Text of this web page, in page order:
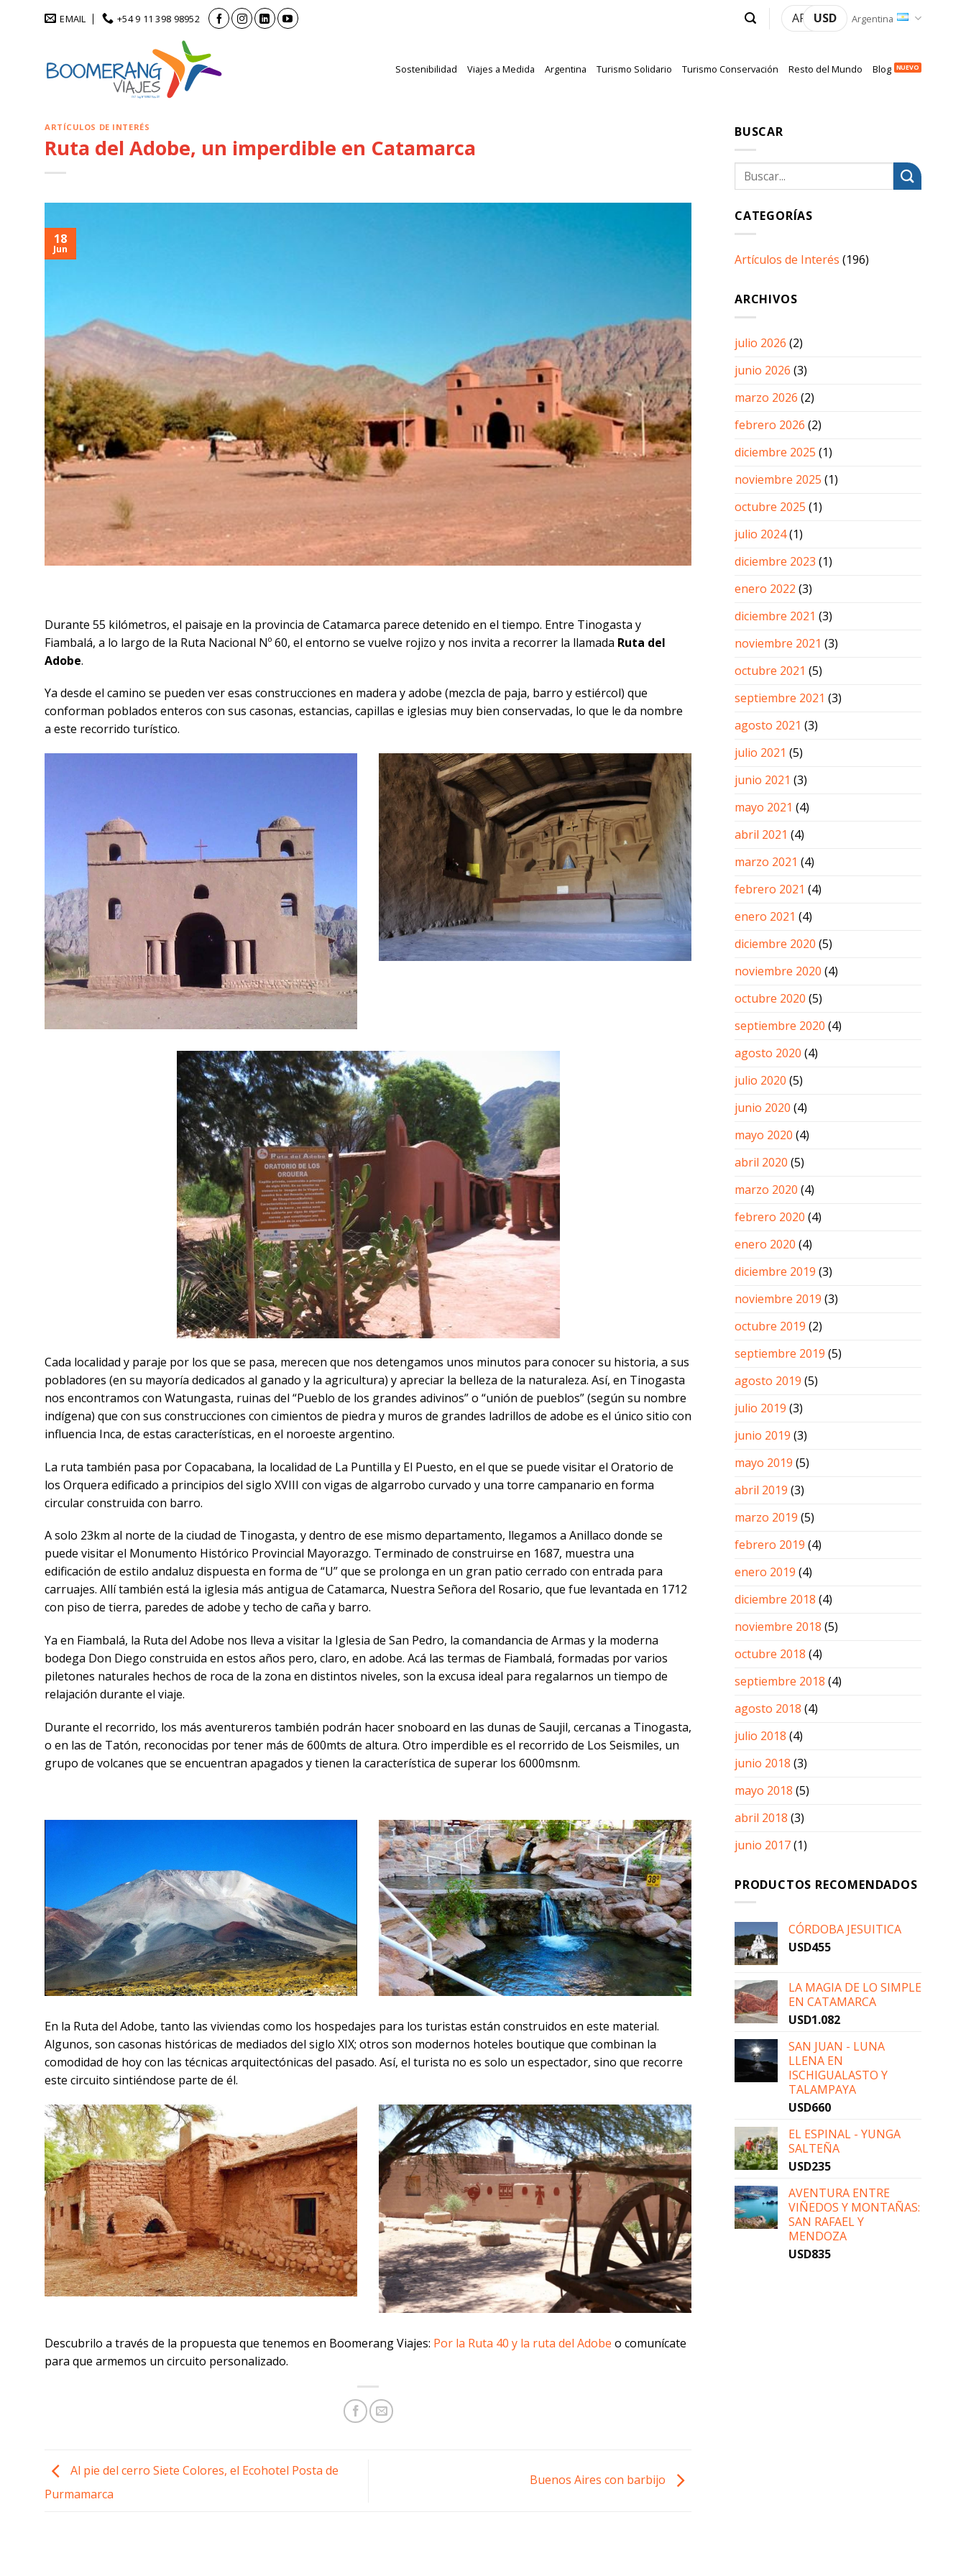
EMAIL +54 9 11 398 98952 ARS USD Argentina
Sostenibilidad Viajes a Medida Argentina Turismo Solidario Turismo Conservación Resto del Mundo Blog
ARTÍCULOS DE INTERÉS
Ruta del Adobe, un imperdible en Catamarca
18
Jun
Durante 55 kilómetros, el paisaje en la provincia de Catamarca parece detenido en el tiempo. Entre Tinogasta y
Fiambalá, a lo largo de la Ruta Nacional Nº 60, el entorno se vuelve rojizo y nos invita a recorrer la llamada Ruta del
Adobe.
Ya desde el camino se pueden ver esas construcciones en madera y adobe (mezcla de paja, barro y estiércol) que
conforman poblados enteros con sus casonas, estancias, capillas e iglesias muy bien conservadas, lo que le da nombre
a este recorrido turístico.
Cada localidad y paraje por los que se pasa, merecen que nos detengamos unos minutos para conocer su historia, a sus
pobladores (en su mayoría dedicados al ganado y la agricultura) y apreciar la belleza de la naturaleza. Así, en Tinogasta
nos encontramos con Watungasta, ruinas del “Pueblo de los grandes adivinos” o “unión de pueblos” (según su nombre
indígena) que con sus construcciones con cimientos de piedra y muros de grandes ladrillos de adobe es el único sitio con
influencia Inca, de estas características, en el noroeste argentino.
La ruta también pasa por Copacabana, la localidad de La Puntilla y El Puesto, en el que se puede visitar el Oratorio de
los Orquera edificado a principios del siglo XVIII con vigas de algarrobo curvado y una torre campanario en forma
circular construida con barro.
A solo 23km al norte de la ciudad de Tinogasta, y dentro de ese mismo departamento, llegamos a Anillaco donde se
puede visitar el Monumento Histórico Provincial Mayorazgo. Terminado de construirse en 1687, muestra una
edificación de estilo andaluz dispuesta en forma de “U” que se prolonga en un gran patio cerrado con entrada para
carruajes. Allí también está la iglesia más antigua de Catamarca, Nuestra Señora del Rosario, que fue levantada en 1712
con piso de tierra, paredes de adobe y techo de caña y barro.
Ya en Fiambalá, la Ruta del Adobe nos lleva a visitar la Iglesia de San Pedro, la comandancia de Armas y la moderna
bodega Don Diego construida en estos años pero, claro, en adobe. Acá las termas de Fiambalá, formadas por varios
piletones naturales hechos de roca de la zona en distintos niveles, son la excusa ideal para regalarnos un tiempo de
relajación durante el viaje.
Durante el recorrido, los más aventureros también podrán hacer snoboard en las dunas de Saujil, cercanas a Tinogasta,
o en las de Tatón, reconocidas por tener más de 600mts de altura. Otro imperdible es el recorrido de Los Seismiles, un
grupo de volcanes que se encuentran apagados y tienen la característica de superar los 6000msnm.
En la Ruta del Adobe, tanto las viviendas como los hospedajes para los turistas están construidos en este material.
Algunos, son casonas históricas de mediados del siglo XIX; otros son modernos hoteles boutique que combinan la
comodidad de hoy con las técnicas arquitectónicas del pasado. Así, el turista no es solo un espectador, sino que recorre
este circuito sintiéndose parte de él.
Descubrilo a través de la propuesta que tenemos en Boomerang Viajes: Por la Ruta 40 y la ruta del Adobe o comunícate
para que armemos un circuito personalizado.
Al pie del cerro Siete Colores, el Ecohotel Posta de
Purmamarca
Buenos Aires con barbijo
BUSCAR
CATEGORÍAS
Artículos de Interés (196)
ARCHIVOS
julio 2026 (2)
junio 2026 (3)
marzo 2026 (2)
febrero 2026 (2)
diciembre 2025 (1)
noviembre 2025 (1)
octubre 2025 (1)
julio 2024(1)
diciembre 2023 (1)
enero 2022 (3)
diciembre 2021 (3)
noviembre 2021 (3)
octubre 2021 (5)
septiembre 2021 (3)
agosto 2021 (3)
julio 2021 (5)
junio 2021 (3)
mayo 2021 (4)
abril 2021 (4)
marzo 2021 (4)
febrero 2021 (4)
enero 2021 (4)
diciembre 2020 (5)
noviembre 2020 (4)
octubre 2020 (5)
septiembre 2020 (4)
agosto 2020 (4)
julio 2020 (5)
junio 2020 (4)
mayo 2020 (4)
abril 2020 (5)
marzo 2020 (4)
febrero 2020 (4)
enero 2020 (4)
diciembre 2019 (3)
noviembre 2019 (3)
octubre 2019 (2)
septiembre 2019 (5)
agosto 2019 (5)
julio 2019 (3)
junio 2019 (3)
mayo 2019 (5)
abril 2019 (3)
marzo 2019 (5)
febrero 2019 (4)
enero 2019 (4)
diciembre 2018 (4)
noviembre 2018 (5)
octubre 2018 (4)
septiembre 2018 (4)
agosto 2018 (4)
julio 2018 (4)
junio 2018 (3)
mayo 2018 (5)
abril 2018 (3)
junio 2017(1)
PRODUCTOS RECOMENDADOS
CÓRDOBA JESUITICA
USD455
LA MAGIA DE LO SIMPLE
EN CATAMARCA
USD1.082
SAN JUAN - LUNA
LLENA EN
ISCHIGUALASTO Y
TALAMPAYA
USD660
EL ESPINAL - YUNGA
SALTEÑA
USD235
AVENTURA ENTRE
VIÑEDOS Y MONTAÑAS:
SAN RAFAEL Y
MENDOZA
USD835